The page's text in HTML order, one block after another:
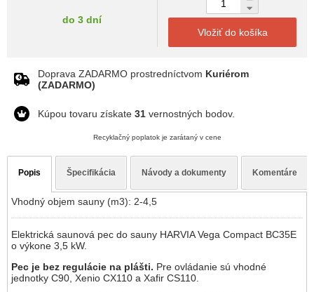
do 3 dní
Vložiť do košíka
Doprava ZADARMO prostredníctvom Kuriérom
(ZADARMO)
Kúpou tovaru získate 31 vernostných bodov.
Recyklačný poplatok je zarátaný v cene
Popis Špecifikácia Návody a dokumenty Komentáre
Vhodný objem sauny (m3): 2-4,5
Elektrická saunová pec do sauny HARVIA Vega Compact BC35E
o výkone 3,5 kW.
Pec je bez regulácie na plášti. Pre ovládanie sú vhodné
jednotky C90, Xenio CX110 a Xafir CS110.